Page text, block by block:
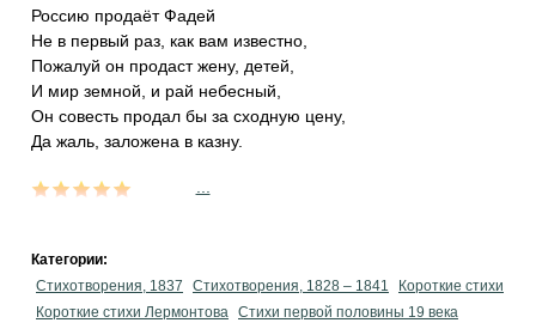
Россию продаёт Фадей
Не в первый раз, как вам известно,
Пожалуй он продаст жену, детей,
И мир земной, и рай небесный,
Он совесть продал бы за сходную цену,
Да жаль, заложена в казну.
Категории:
Стихотворения, 1837
Стихотворения, 1828 – 1841
Короткие стихи
Короткие стихи Лермонтова Cтихи первой половины 19 века